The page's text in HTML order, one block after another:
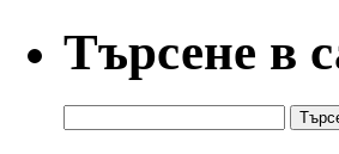
Търсене в
за: